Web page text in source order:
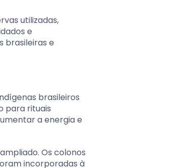
utilizadas,
e
brasileiras e
brasileiros
para rituais
a energia e
Os colonos
incorporadas à